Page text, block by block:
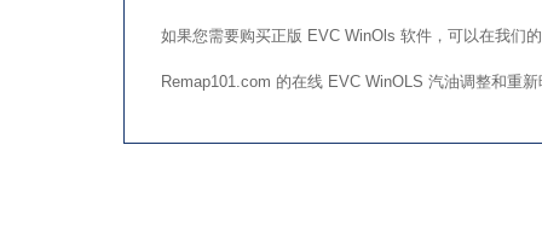
如果您需要购买正版 EVC WinOls 软件，可以在我们
Remap101.com 的在线 EVC WinOLS 汽油调整和重